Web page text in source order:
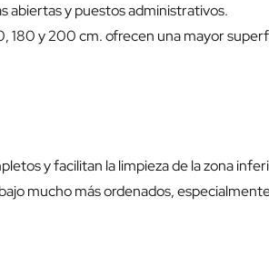
abiertas y puestos administrativos.
180 y 200 cm. ofrecen una mayor
y facilitan la limpieza de la zona
mucho más ordenados,